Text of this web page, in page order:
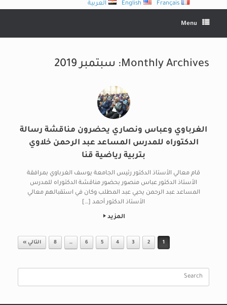
العربية English Français
Menu
Monthly Archives: سبتمبر 2019
الغرباوي وعباس ونصاري يحضرون مناقشة رسالة
الدكتوراه للمدرس المساعد عبد الرحمن خلاوي
بتربية رياضية قنا
قام معالي الأستاذ الدكتور رئيس الجامعة يوسف الغرباوي بمرافقة
الأستاذ الدكتور عباس منصور بحضور مناقشة الدكتوراه للمدرس
المساعد عبد الرحمن يحيي عبد المطلب وكان في استقبالهم معالي
الأستاذ الدكتور أحمد […]
المزيد
Post navigation
1
2
3
4
5
6
…
8 التالي »
Search